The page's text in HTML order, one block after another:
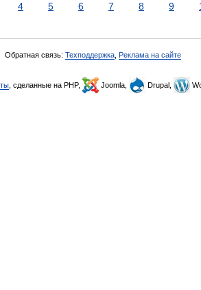
4 5 6 7 8 9
Обратная связь: Техподдержка Реклама на сайте
, сделанные на PHP, Joomla, Drupal,